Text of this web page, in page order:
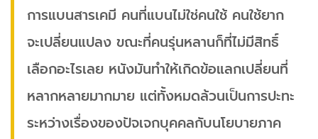
การแบนสารเคมี คนที่แบนไม่ใช่คนใช้ คนใช้ยาก
จะเปลี่ยนแปลง ขณะที่คนรุ่นหลานก็ที่ไม่มีสิทธิ์
เลือกอะไรเลย หนังมันทำให้เกิดข้อแลกเปลี่ยนที่
หลากหลายมากมาย แต่ทั้งหมดล้วนเป็นการปะทะ
ระหว่างเรื่องของปัจเจกบุคคลกับนโยบายภาค